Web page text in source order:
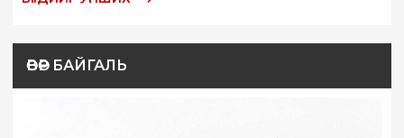
ӨВӨР БАЙГАЛЬ